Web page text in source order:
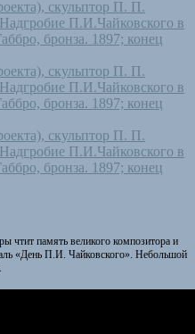
чтит память великого композитора и
«День П.И. Чайковского». Небольшой